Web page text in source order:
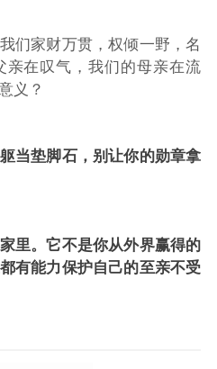
们家财万贯，权倾一野，名
亲在叹气，我们的母亲在流
义？
当垫脚石，别让你的勋章拿
里。它不是你从外界赢得的
有能力保护自己的至亲不受